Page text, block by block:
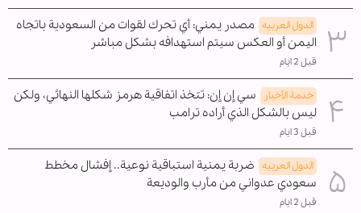
الدول العربیه مصدر يمني: أي تحرك لقوات من السعودية باتجاه
اليمن أو العكس سيتم استهدافه بشكل مباشر
قبل 2 ايام
خدمة الأخبار
سي إن إن: تتخذ اتفاقية هرمز شكلها النهائي، ولكن
ليس بالشكل الذي أراده ترامب
قبل 3 ايام
الدول العربیه ضربة يمنية استباقية نوعية.. إفشال مخطط
سعودي عدواني من مأرب والوديعة
قبل 2 ايام